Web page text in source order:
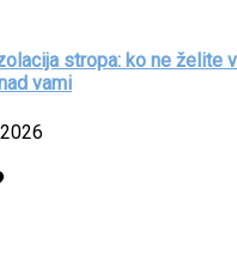
stropa: ko ne želite
vami